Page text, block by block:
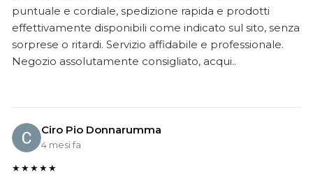
puntuale e cordiale, spedizione rapida e prodotti
effettivamente disponibili come indicato sul sito, senza
sorprese o ritardi. Servizio affidabile e professionale.
Negozio assolutamente consigliato, acqui..
Ciro Pio Donnarumma
4 mesi fa
★★★★★